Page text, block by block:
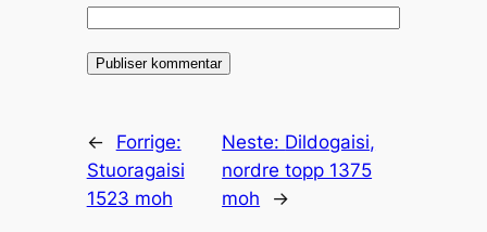
←
Forrige:
Stuoragaisi
1523 moh
Neste: Dildogaisi,
nordre topp 1375
moh
→